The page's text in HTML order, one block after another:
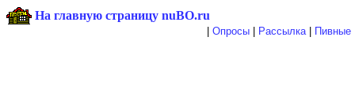
На главную страницу nuBO.ru
Опросы| Рассылка| Пивные